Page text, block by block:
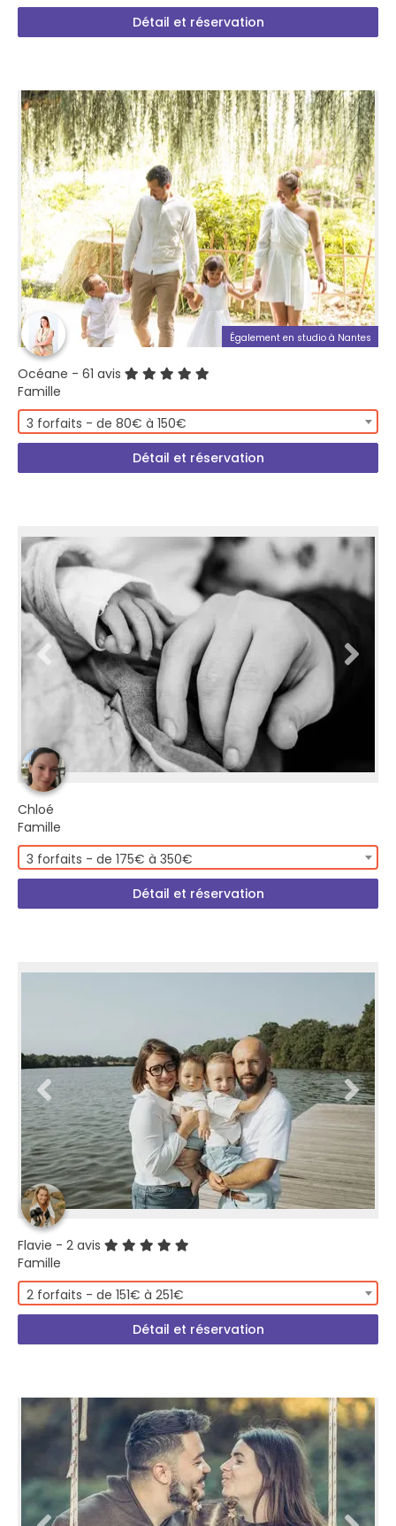
Détail et réservation
Également en studio à Nantes
Océane - 61 avis
Famille
3 forfaits - de 80€ à 150€
Détail et réservation
Chloé
Famille
3 forfaits - de 175€ à 350€
Détail et réservation
Flavie - 2 avis
Famille
2 forfaits - de 151€ à 251€
Détail et réservation